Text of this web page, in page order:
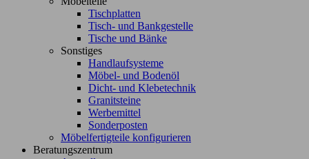
Tischplatten
Tisch- und Bankgestelle
Tische und Bänke
Sonstiges
Handlaufsysteme
Möbel- und Bodenöl
Dicht- und Klebetechnik
Granitsteine
Werbemittel
Sonderposten
Möbelfertigteile konfigurieren
Beratungszentrum